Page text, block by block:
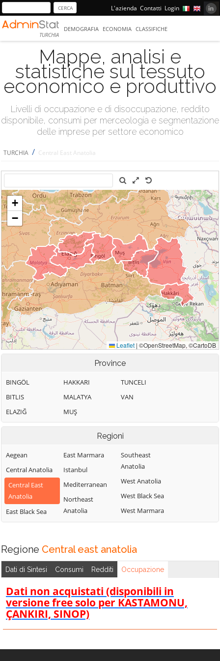
L'azienda Contatti Login
TURCHIA
DEMOGRAFIA ECONOMIA CLASSIFICHE
Mappe, analisi e
statistiche sul tessuto
economico e produttivo
Livelli di occupazione e di disoccupazione, reddito
disponibile, consumi per merceologia e segmentazione
delle imprese per settore economico
TURCHIA / Central East Anatolia
Province
BINGÖL
BITLIS
ELAZIĞ
HAKKARI
MALATYA
MUŞ
TUNCELI
VAN
Regioni
Aegean
Central Anatolia
Central East
Anatolia
East Black Sea
East Marmara
Istanbul
Mediterranean
Northeast
Anatolia
Southeast
Anatolia
West Anatolia
West Black Sea
West Marmara
Regione Central east anatolia
Dati di Sintesi Consumi Redditi Occupazione
Dati non acquistati (disponibili in
versione free solo per KASTAMONU,
ÇANKIRI, SINOP)